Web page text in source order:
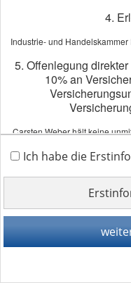
Impressum·
Erstinformation·
4.
Industrie- und
5. Offenlegung
10% an
Carsten Weber hält keine
Ein
Beteiligung von mehr als 10%
6.
Ich habe die